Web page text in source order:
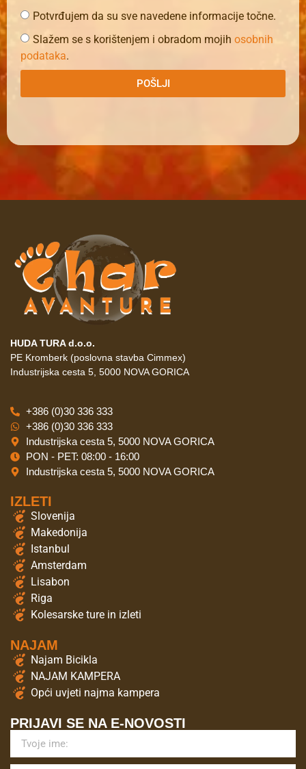
Potvrđujem da su sve navedene informacije točne.
Slažem se s korištenjem i obradom mojih osobnih
podataka.
POŠLJI
HUDA TURA d.o.o.
PE Kromberk (poslovna stavba Cimmex)
Industrijska cesta 5, 5000 NOVA GORICA
+386 (0)30 336 333
+386 (0)30 336 333
Industrijska cesta 5, 5000 NOVA GORICA
PON - PET: 08:00 - 16:00
Industrijska cesta 5, 5000 NOVA GORICA
IZLETI
Slovenija
Makedonija
Istanbul
Amsterdam
Lisabon
Riga
Kolesarske ture in izleti
NAJAM
Najam Bicikla
NAJAM KAMPERA
Opći uvjeti najma kampera
PRIJAVI SE NA E-NOVOSTI